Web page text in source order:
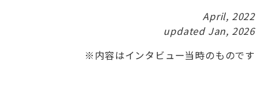
April, 2022
updated Jan, 2026
※内容はインタビュー当時のものです